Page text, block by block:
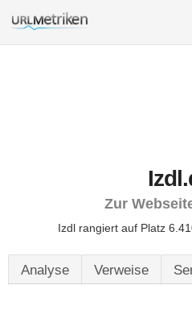
Zur
Izdl rangiert auf Platz
Analyse Verweise